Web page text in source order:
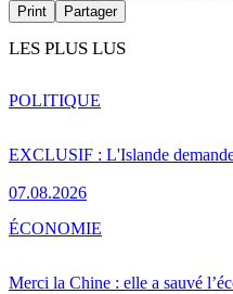
Print Partager
LES PLUS LUS
EXCLUSIF : L'Islande
07.08.2026
POLITIQUE
Merci la Chine : elle a sauvé
ÉCONOMIE